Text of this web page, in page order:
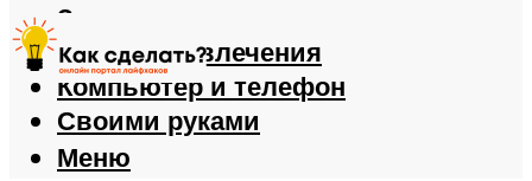
Здоровье
Игры и развлечения
Компьютер и телефон
Своими руками
Меню